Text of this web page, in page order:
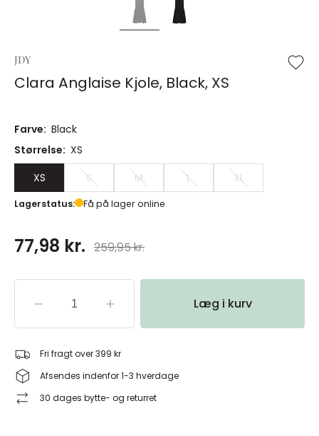
JDY
Clara Anglaise Kjole, Black, XS
Farve: Black
Størrelse: XS
XS
S M L XL
Lagerstatus: Få på lager online
77,98 kr. 259,95 kr.
Læg i kurv
Fri fragt over 399 kr
Afsendes indenfor 1-3 hverdage
30 dages bytte- og returret